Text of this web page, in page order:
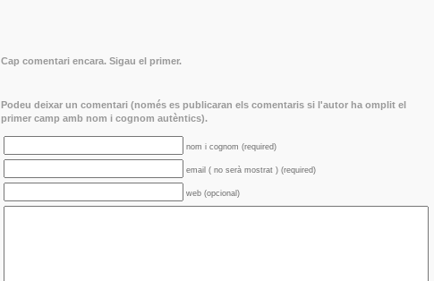
Cap comentari encara. Sigau el primer.
Podeu deixar un comentari (només es publicaran els comentaris si l'autor ha omplit el
primer camp amb nom i cognom autèntics).
nom i cognom (required)
email ( no serà mostrat ) (required)
web (opcional)